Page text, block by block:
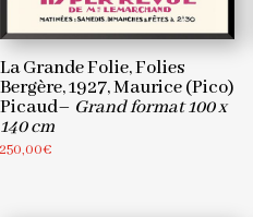
La Grande Folie, Folies
Bergère, 1927, Maurice (Pico)
Picaud– Grand format 100 x
140 cm
250,00€